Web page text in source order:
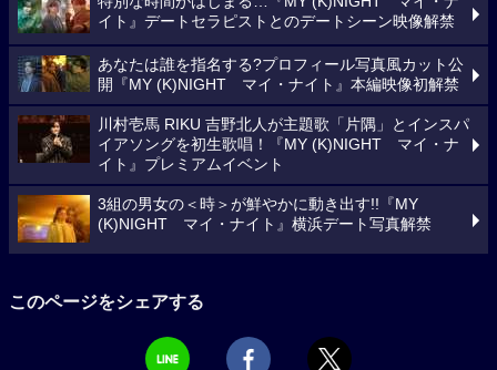
イト』デートセラピストとのデートシーン映像解禁
あなたは誰を指名する?プロフィール写真風カット公
開『MY (K)NIGHT マイ・ナイト』本編映像初解禁
川村壱馬 RIKU 吉野北人が主題歌「片隅」とインスパ
イアソングを初生歌唱！『MY (K)NIGHT マイ・ナ
イト』プレミアムイベント
3組の男女の＜時＞が鮮やかに動き出す!!『MY
(K)NIGHT マイ・ナイト』横浜デート写真解禁
このページをシェアする